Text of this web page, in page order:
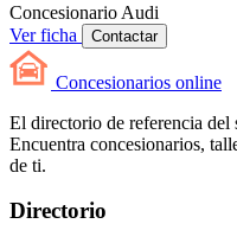
Concesionario Audi
Ver ficha
Contactar
Concesionarios online
El directorio de referencia del
Encuentra concesionarios,
de ti.
Directorio